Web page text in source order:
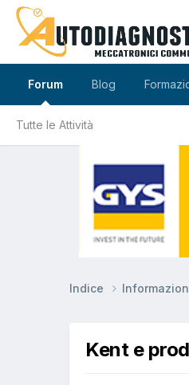
Forum
Tutte le Attività
Blog
Indice
Kent e